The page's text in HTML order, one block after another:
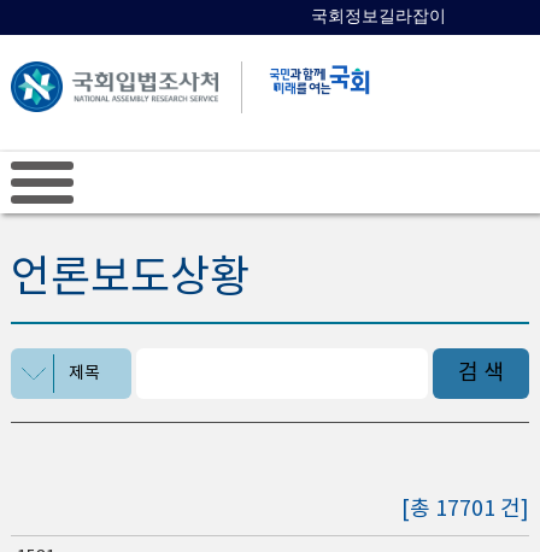
국회정보길라잡이
언론보도상황
제목 검 색
[총 17701 건]